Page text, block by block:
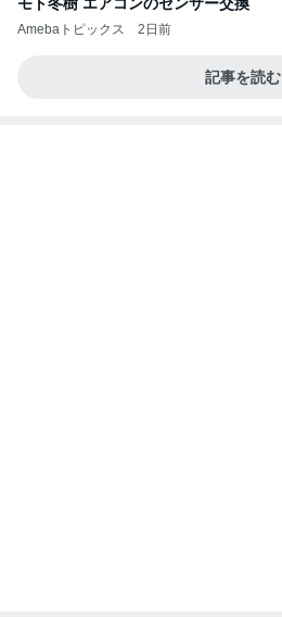
モト冬樹 エアコンのセンサー交換
Amebaトピックス 2日前
記事を読む